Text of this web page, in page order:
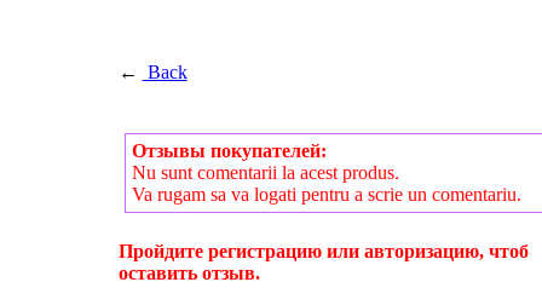
← Back
Отзывы покупателей:
Nu sunt comentarii la acest produs.
Va rugam sa va logati pentru a scrie un comentariu.
Пройдите регистрацию или авторизацию, чтоб
оставить отзыв.